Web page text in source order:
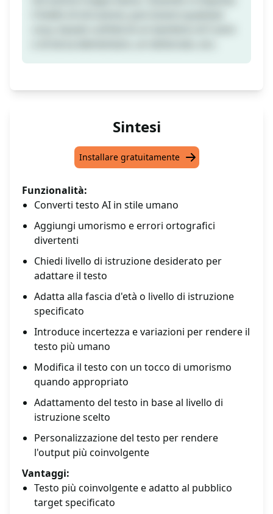
Sintesi
Installare gratuitamente
Funzionalità:
Converti testo AI in stile umano
Aggiungi umorismo e errori ortografici
divertenti
Chiedi livello di istruzione desiderato per
adattare il testo
Adatta alla fascia d'età o livello di istruzione
specificato
Introduce incertezza e variazioni per rendere il
testo più umano
Modifica il testo con un tocco di umorismo
quando appropriato
Adattamento del testo in base al livello di
istruzione scelto
Personalizzazione del testo per rendere
l'output più coinvolgente
Vantaggi:
Testo più coinvolgente e adatto al pubblico
target specificato